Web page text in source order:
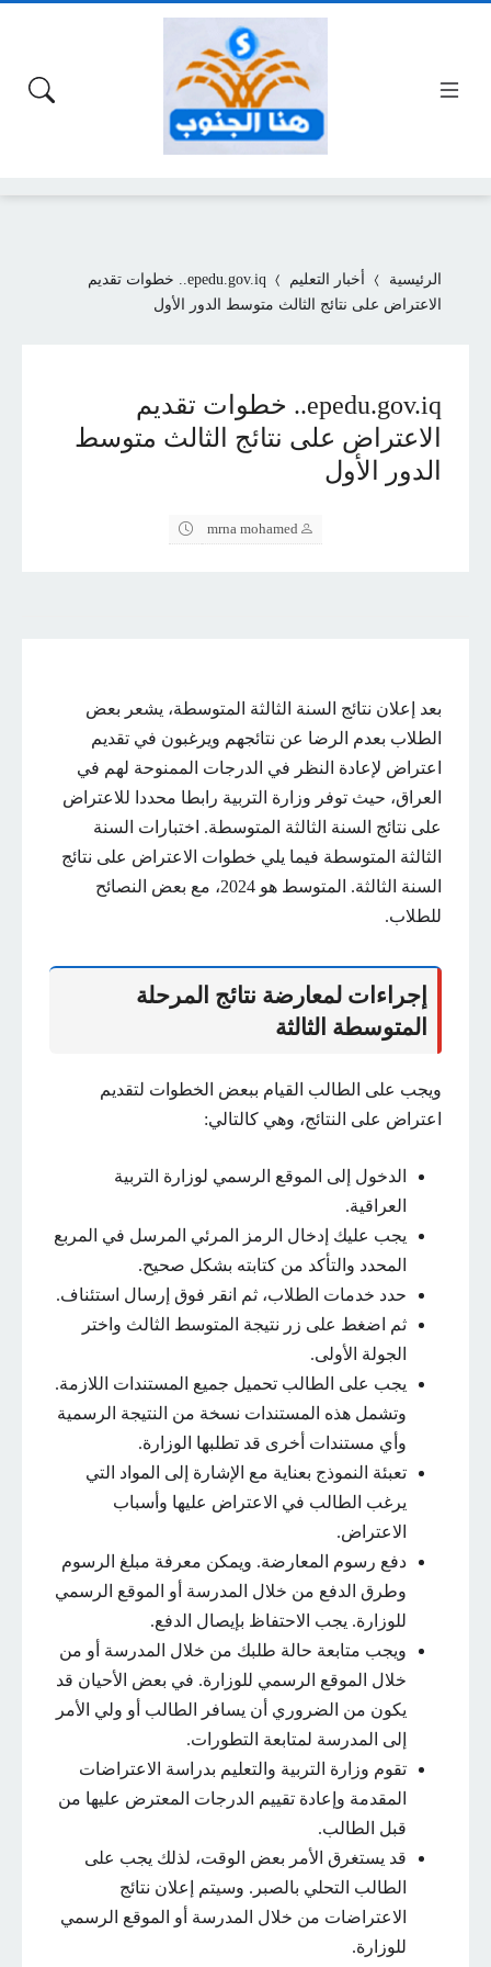
الرئيسية أخبار التعليم
epedu.gov.iq.. خطوات تقديم
الاعتراض على نتائج الثالث متوسط الدور الأول
epedu.gov.iq.. خطوات تقديم
الاعتراض على نتائج الثالث متوسط
الدور الأول
mrna mohamed
بعد إعلان نتائج السنة الثالثة المتوسطة، يشعر بعض
الطلاب بعدم الرضا عن نتائجهم ويرغبون في تقديم
اعتراض لإعادة النظر في الدرجات الممنوحة لهم في
العراق، حيث توفر وزارة التربية رابطا محددا للاعتراض
على نتائج السنة الثالثة المتوسطة. اختبارات السنة
الثالثة المتوسطة فيما يلي خطوات الاعتراض على نتائج
السنة الثالثة. المتوسط ​​هو 2024، مع بعض النصائح
للطلاب.
إجراءات لمعارضة نتائج المرحلة
المتوسطة الثالثة
ويجب على الطالب القيام ببعض الخطوات لتقديم
اعتراض على النتائج، وهي كالتالي:
الدخول إلى الموقع الرسمي لوزارة التربية
العراقية.
يجب عليك إدخال الرمز المرئي المرسل في المربع
المحدد والتأكد من كتابته بشكل صحيح.
حدد خدمات الطلاب، ثم انقر فوق إرسال استئناف.
ثم اضغط على زر نتيجة المتوسط ​​الثالث واختر
الجولة الأولى.
يجب على الطالب تحميل جميع المستندات اللازمة.
وتشمل هذه المستندات نسخة من النتيجة الرسمية
وأي مستندات أخرى قد تطلبها الوزارة.
تعبئة النموذج بعناية مع الإشارة إلى المواد التي
يرغب الطالب في الاعتراض عليها وأسباب
الاعتراض.
دفع رسوم المعارضة. ويمكن معرفة مبلغ الرسوم
وطرق الدفع من خلال المدرسة أو الموقع الرسمي
للوزارة. يجب الاحتفاظ بإيصال الدفع.
ويجب متابعة حالة طلبك من خلال المدرسة أو من
خلال الموقع الرسمي للوزارة. في بعض الأحيان قد
يكون من الضروري أن يسافر الطالب أو ولي الأمر
إلى المدرسة لمتابعة التطورات.
تقوم وزارة التربية والتعليم بدراسة الاعتراضات
المقدمة وإعادة تقييم الدرجات المعترض عليها من
قبل الطالب.
قد يستغرق الأمر بعض الوقت، لذلك يجب على
الطالب التحلي بالصبر. وسيتم إعلان نتائج
الاعتراضات من خلال المدرسة أو الموقع الرسمي
للوزارة.